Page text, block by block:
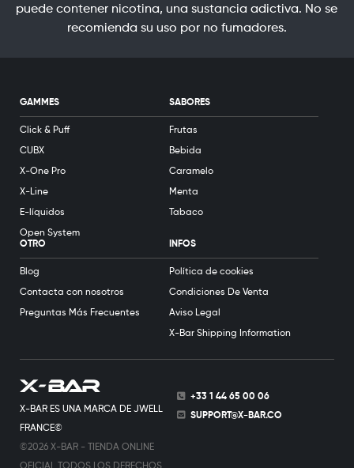
puede contener nicotina, una sustancia adictiva. No se
recomienda su uso por no fumadores.
X-BAR ES UNA MARCA DE JWELL
FRANCE©
©2026 X-BAR - TIENDA ONLINE
+33 1 44 65 00 06
SUPPORT@X-BAR.CO
GAMMES
Click & Puff
CUBX
X-One Pro
X-Line
E-líquidos
Open System
SABORES
Frutas
Bebida
Caramelo
Menta
Tabaco
OTRO
Blog
Contacta con nosotros
Preguntas Más Frecuentes
INFOS
Política de cookies
Condiciones De Venta
Aviso Legal
X-Bar Shipping Information